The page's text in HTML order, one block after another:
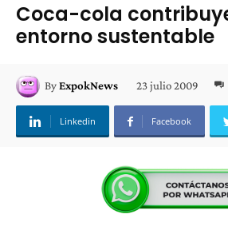
Coca-cola
entorno sustentable
ByExpokNews 23 julio 2009
Linkedin Facebook